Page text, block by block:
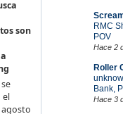
RMC
POV
Hace 2
Roller
Bank,
Hace 3